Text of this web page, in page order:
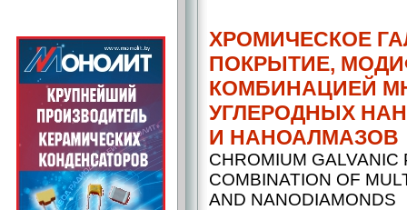
ХРОМИЧЕСКОЕ
ПОКРЫТИЕ,
КОМБИНАЦИЕЙ
УГЛЕРОДНЫХ
И НАНОАЛМАЗОВ
CHROMIUM GALVANIC
COMBINATION OF
AND NANODIAMONDS